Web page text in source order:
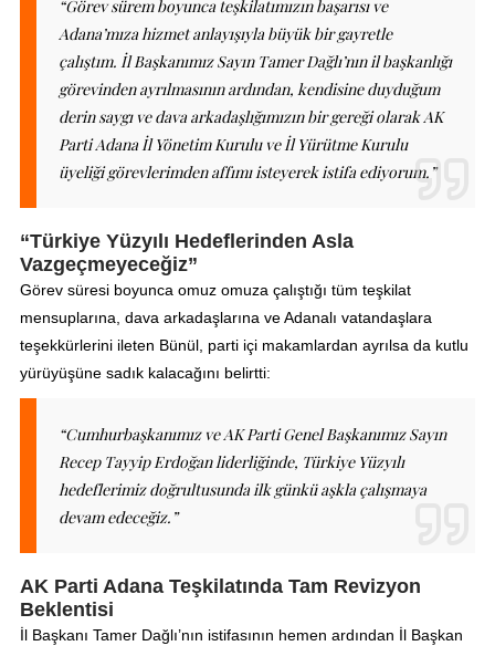
“Görev sürem boyunca teşkilatımızın başarısı ve
Adana’mıza hizmet anlayışıyla büyük bir gayretle
çalıştım. İl Başkanımız Sayın Tamer Dağlı’nın il başkanlığı
görevinden ayrılmasının ardından, kendisine duyduğum
derin saygı ve dava arkadaşlığımızın bir gereği olarak AK
Parti Adana İl Yönetim Kurulu ve İl Yürütme Kurulu
üyeliği görevlerimden affımı isteyerek istifa ediyorum.”
“Türkiye Yüzyılı Hedeflerinden Asla
Vazgeçmeyeceğiz”
Görev süresi boyunca omuz omuza çalıştığı tüm teşkilat
mensuplarına, dava arkadaşlarına ve Adanalı vatandaşlara
teşekkürlerini ileten Bünül, parti içi makamlardan ayrılsa da kutlu
yürüyüşüne sadık kalacağını belirtti:
“Cumhurbaşkanımız ve AK Parti Genel Başkanımız Sayın
Recep Tayyip Erdoğan liderliğinde, Türkiye Yüzyılı
hedeflerimiz doğrultusunda ilk günkü aşkla çalışmaya
devam edeceğiz.”
AK Parti Adana Teşkilatında Tam Revizyon
Beklentisi
İl Başkanı Tamer Dağlı’nın istifasının hemen ardından İl Başkan